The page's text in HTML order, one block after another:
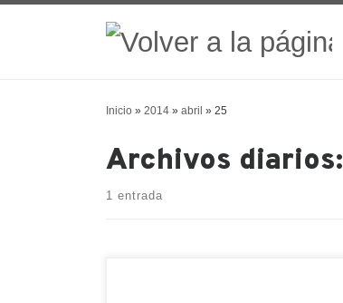
Inicio » 2014 » abril » 25
Archivos diarios:
1 entrada